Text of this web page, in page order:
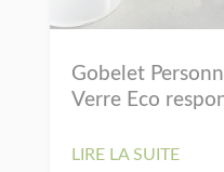
Gobelet
Verre Eco
LIRE LA SUITE